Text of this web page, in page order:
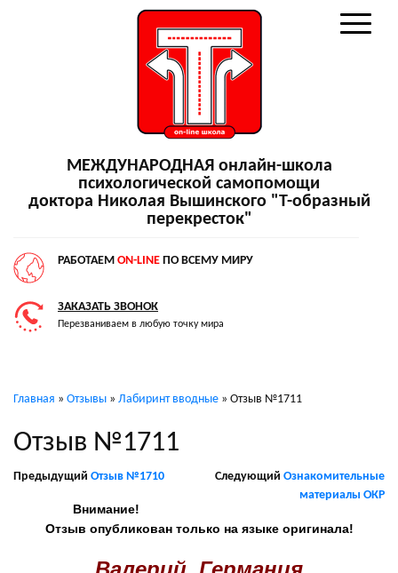
МЕЖДУНАРОДНАЯ онлайн-школа
психологической самопомощи
доктора Николая Вышинского "Т-образный
перекресток"
РАБОТАЕМ ON-LINE ПО ВСЕМУ МИРУ
ЗАКАЗАТЬ ЗВОНОК
Перезваниваем в любую точку мира
Главная » Отзывы » Лабиринт вводные » Отзыв №1711
Отзыв №1711
Предыдущий Отзыв №1710 Следующий Ознакомительные
материалы ОКР
Внимание!
Отзыв опубликован только на языке оригинала!